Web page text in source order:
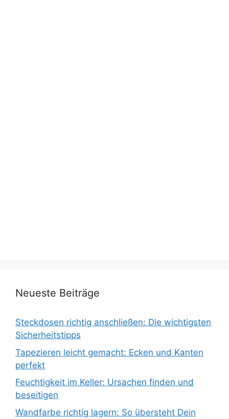
Neueste Beiträge
Steckdosen richtig anschließen: Die wichtigsten
Sicherheitstipps
Tapezieren leicht gemacht: Ecken und Kanten
perfekt
Feuchtigkeit im Keller: Ursachen finden und
beseitigen
Wandfarbe richtig lagern: So übersteht Dein